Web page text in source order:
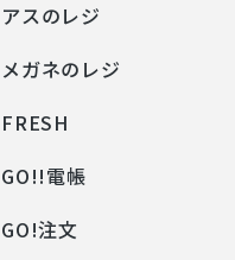
アスのレジ
メガネのレジ
FRESH
GO!!電帳
GO!注文